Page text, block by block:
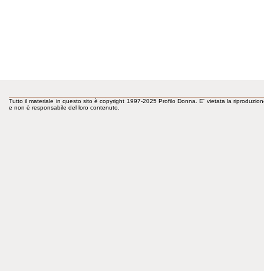
Tutto il materiale in questo sito è copyright 1997-2025 Profilo Donna. E' vietata la
e non è responsabile del loro contenuto.